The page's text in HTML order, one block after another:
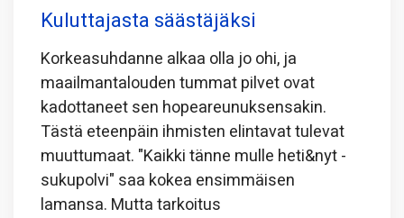
Kuluttajasta säästäjäksi
Korkeasuhdanne alkaa olla jo ohi, ja
maailmantalouden tummat pilvet ovat
kadottaneet sen hopeareunuksensakin.
Tästä eteenpäin ihmisten elintavat tulevat
muuttumaat. "Kaikki tänne mulle heti&nyt -
sukupolvi" saa kokea ensimmäisen
lamansa. Mutta tarkoitus